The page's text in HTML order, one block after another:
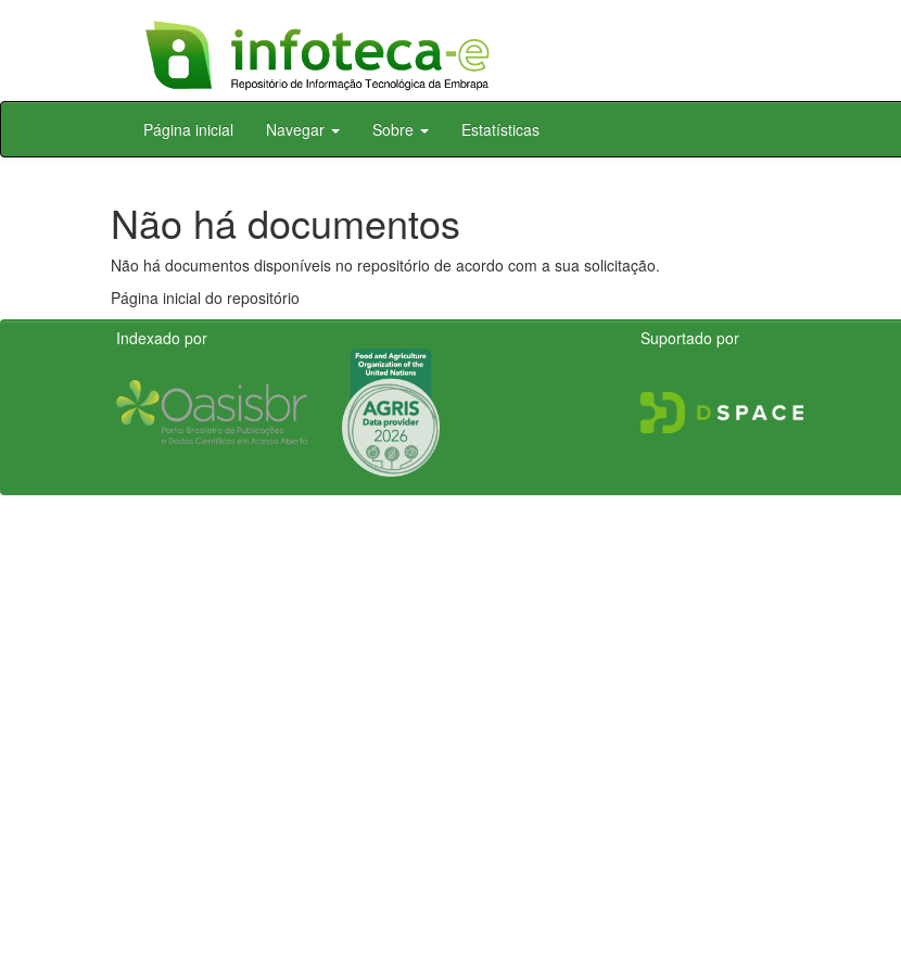
Skip
Página inicial Navegar Sobre Estatísticas
Não há documentos
Não há documentos disponíveis no repositório de acordo com a sua solicitação.
Página inicial do repositório
Indexado por
Suportado por